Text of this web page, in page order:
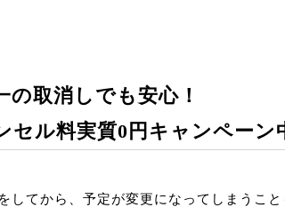
の取消しでも安心！
セル料実質0円キャンペーン
してから、予定が変更になってしまうこと